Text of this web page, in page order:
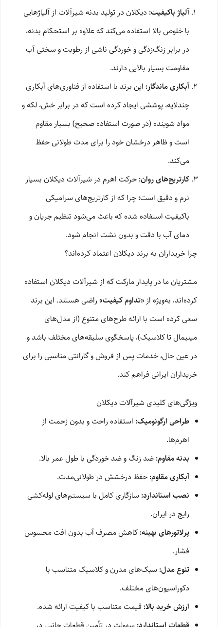
آلیاژ باکیفیت: دیکلان در تولید بدنه شیرآلات از آلیاژهایی
با خلوص بالا استفاده می‌کند که علاوه بر استحکام بدنه،
در برابر زنگ‌زدگی و خوردگی ناشی از رطوبت و سختی آب
مقاومت بسیار بالایی دارند.
آبکاری ماندگار: این برند با استفاده از فناوری‌های آبکاری
چندلایه، پوششی ایجاد کرده است که در برابر خش، لکه و
مواد شوینده (در صورت استفاده صحیح) بسیار مقاوم
است و ظاهر درخشان خود را برای مدت طولانی حفظ
می‌کند.
کارتریج‌های روان: حرکت اهرم در شیرآلات دیکلان بسیار
نرم و دقیق است؛ چرا که از کارتریج‌های سرامیکی
باکیفیت استفاده شده که باعث می‌شود تنظیم جریان و
دمای آب با دقت و بدون نشت انجام شود.
چرا خریداران به برند دیکلان اعتماد کرده‌اند؟
مشتریان ما در پایدار مارکت که از شیرآلات دیکلان استفاده
کرده‌اند، به‌ویژه از «تداوم کیفیت»راضی هستند. این برند
سعی کرده است با ارائه طرح‌های متنوع (از مدل‌های
مینیمال تا کلاسیک)، پاسخگوی سلیقه‌های مختلف باشد و
در عین حال، خدمات پس از فروش و گارانتی مناسبی را برای
خریداران ایرانی فراهم کند.
ویژگی‌های کلیدی شیرآلات دیکلان
طراحی ارگونومیک: استفاده راحت و بدون زحمت از
اهرم‌ها.
بدنه مقاوم: ضد زنگ و ضد خوردگی با طول عمر بالا.
آبکاری مقاوم: حفظ درخشش در طولانی‌مدت.
نصب استاندارد: سازگاری کامل با سیستم‌های لوله‌کشی
رایج در ایران.
پرلاتورهای بهینه: کاهش مصرف آب بدون افت محسوس
فشار.
تنوع مدل: سبک‌های مدرن و کلاسیک متناسب با
دکوراسیون‌های مختلف.
ارزش خرید بالا: قیمت متناسب با کیفیت ارائه شده.